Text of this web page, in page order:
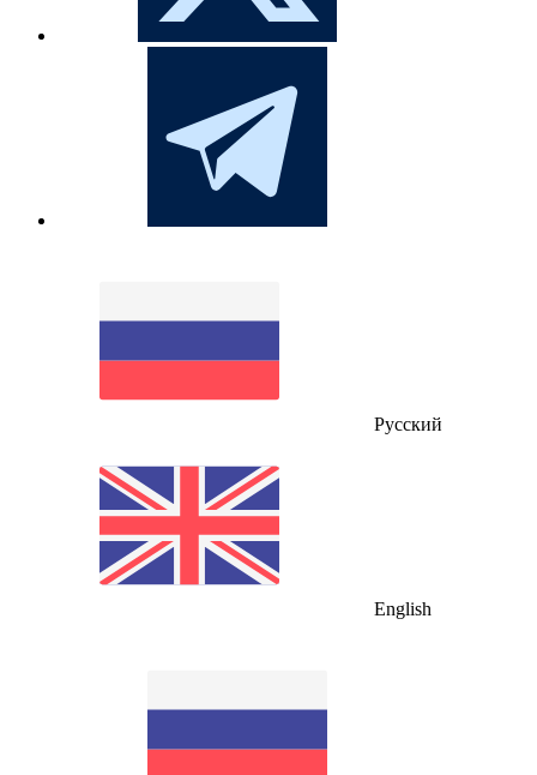
Русский
English